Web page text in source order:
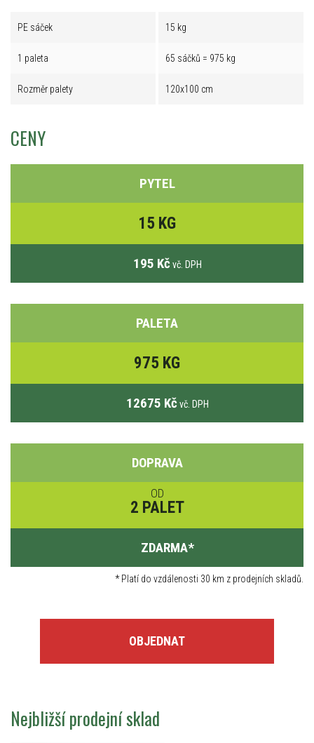
PE sáček 15 kg
1 paleta 65 sáčků = 975 kg
Rozměr palety 120x100 cm
CENY
PYTEL
15 KG
195 Kč vč. DPH
PALETA
975 KG
12675 Kč vč. DPH
DOPRAVA
OD
2 PALET
ZDARMA*
*Platí do vzdálenosti 30 km z prodejních skladů.
OBJEDNAT
Nejbližší prodejní sklad